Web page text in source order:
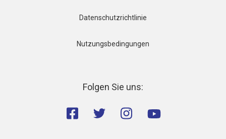
only necessary cookies”. More details can be found on our
Accept only necessary cookies
Adjust selection
Datenschutzrichtlinie
Nutzungsbedingungen
Folgen Sie uns: